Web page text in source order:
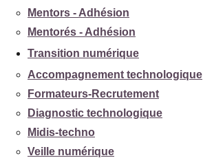
Mentors - Adhésion
Mentorés - Adhésion
Transition numérique
Accompagnement technologique
Formateurs-Recrutement
Diagnostic technologique
Midis-techno
Veille numérique